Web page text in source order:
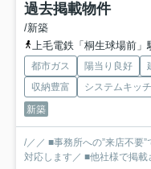
過去掲載物件
/新築
上毛電鉄「桐生球場前」
都市ガス 陽当り良好
収納豊富
システムキッ
新築
/／／ ■事務所への”来店不要
対応します／ ■他社様で掲